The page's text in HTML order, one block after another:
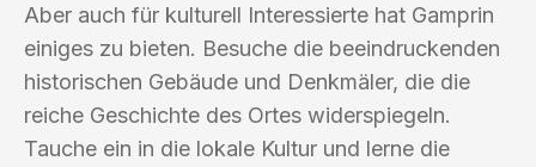
Aber auch für kulturell Interessierte hat Gamprin
einiges zu bieten. Besuche die beeindruckenden
historischen Gebäude und Denkmäler, die die
reiche Geschichte des Ortes widerspiegeln.
Tauche ein in die lokale Kultur und lerne die